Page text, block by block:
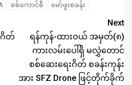
စစ်ကောင်စီ မော်ဖူးစခန်း
ဂိတ်
Next
ရန်ကုန်-ထားဝယ် အမှတ်(၈)
ကားလမ်းပေါ်ရှိ မလွှဲတောင်
စစ်ဆေးရေးဂိတ် စခန်းကုန်း
အား SFZ Drone ဖြင့်တိုက်ခိုက်